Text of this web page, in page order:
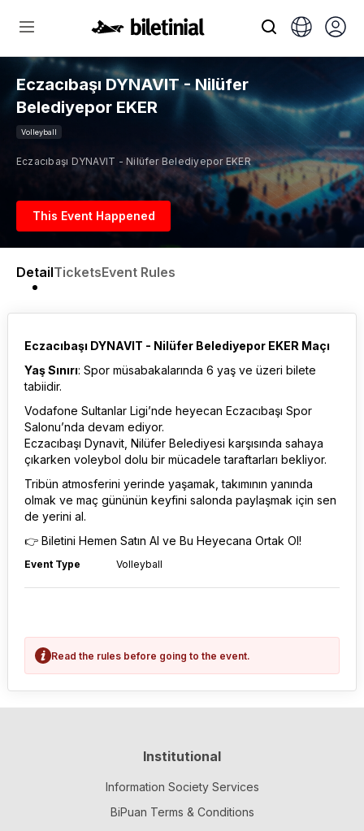
Eczacıbaşı DYNAVIT - Nilüfer
Belediyepor EKER
Volleyball
Eczacıbaşı DYNAVIT - Nilüfer Belediyepor EKER
This Event Happened
DetailTicketsEvent Rules
Eczacıbaşı DYNAVIT - Nilüfer Belediyepor EKER Maçı
Yaş Sınırı: Spor müsabakalarında 6 yaş ve üzeri bilete
tabiidir.
Vodafone Sultanlar Ligi’nde heyecan Eczacıbaşı Spor
Salonu’nda devam ediyor.
Eczacıbaşı Dynavit, Nilüfer Belediyesi karşısında sahaya
çıkarken voleybol dolu bir mücadele taraftarları bekliyor.
Tribün atmosferini yerinde yaşamak, takımının yanında
olmak ve maç gününün keyfini salonda paylaşmak için sen
de yerini al.
👉 Biletini Hemen Satın Al ve Bu Heyecana Ortak Ol!
Event Type Volleyball
Read the rules before going to the event.
Institutional
Information Society Services
BiPuan Terms & Conditions